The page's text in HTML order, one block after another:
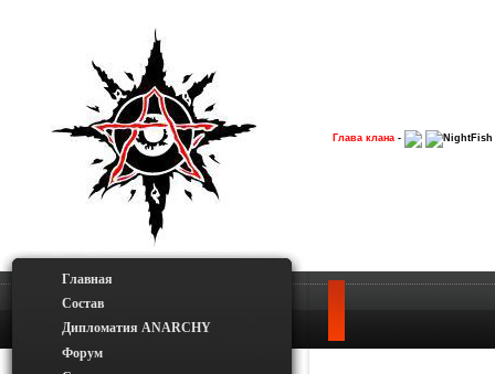
Глава клана - NightFish
Главная
Состав
Дипломатия ANARCHY
Форум